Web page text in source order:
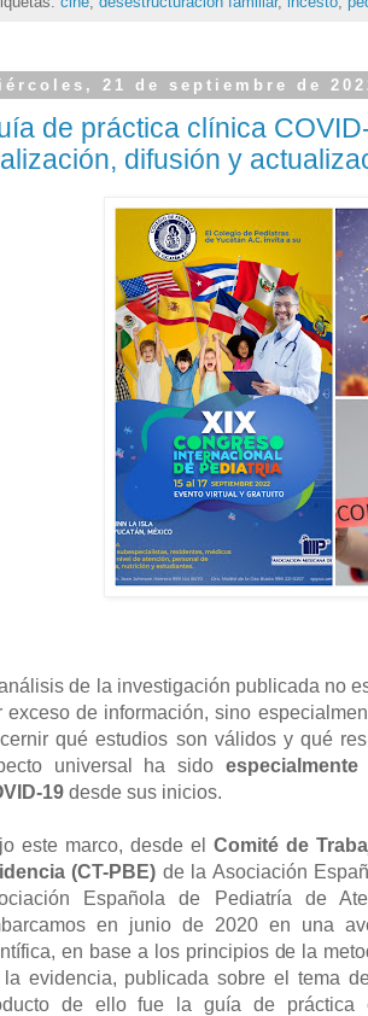
21 de septiembre de
de práctica clínica
difusión y
de la investigación publicada no
exceso de información, sino
qué estudios son válidos y qué
universal ha sido
19 desde sus inicios.
este marco, desde el Comité de
(CT-PBE) de la Asociación
Española de Pediatría de
en junio de 2020 en una
en base a los principios de la
evidencia, publicada sobre el tema
de ello fue la guía de práctica